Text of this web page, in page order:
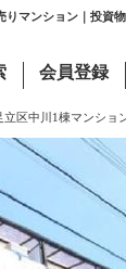
マンション｜投資
会員登録
立区中川1棟マンショ